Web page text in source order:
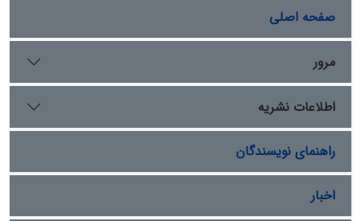
صفحه اصلی
مرور
اطلاعات نشریه
راهنمای نویسندگان
اخبار